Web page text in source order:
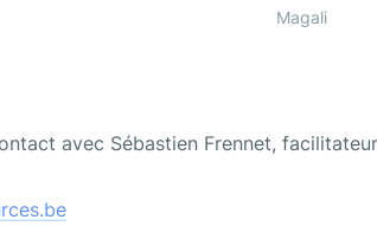
Magali
avec Sébastien Frennet,